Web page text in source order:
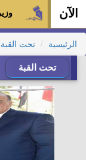
الآن وزير
الرئيسية تحت القبة
تحت القبة